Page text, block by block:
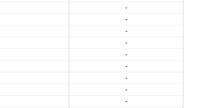
-
-
-
-
-
-
-
-
-